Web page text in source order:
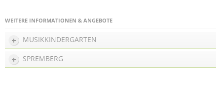
WEITERE INFORMATIONEN & ANGEBOTE
MUSIKKINDERGARTEN
SPREMBERG